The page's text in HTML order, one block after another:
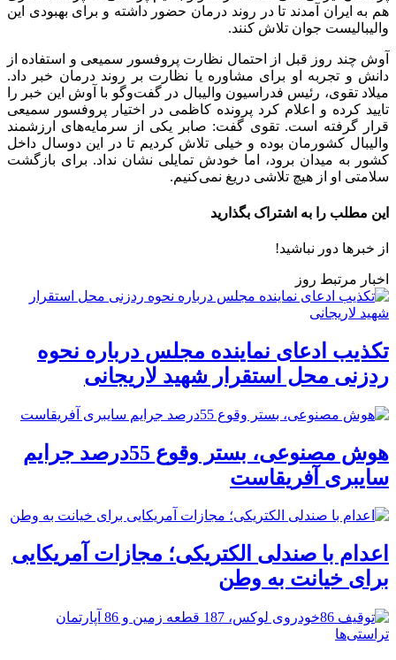
هم به ایران آمدند تا در روند درمان حضور داشته و برای بهبودی این
والیبالیست جوان تلاش کنند.
آوش چند روز قبل از احتمال نظارت پروفسور سمیعی و استفاده از
دانش و تجربه او برای مشاوره یا نظارت بر روند درمان خبر داد.
میلاد تقوی، رئیس فدراسیون والیبال در گفت‌و‌گو با آوش این خبر را
تایید کرده و اعلام کرد پرونده کاظمی در اختیار پروفسور سمیعی
قرار گرفته است. تقوی گفت: صابر یکی از سرمایه‌های ارزشمند
والیبال کشورمان بوده و خیلی تلاش کردیم تا در این دوسال داخل
کشور به میدان برود، اما خودش تمایلی نشان نداد. برای بازگشت
سلامتی او از هیچ تلاشی دریغ نمی‌کنیم.
این مطلب را به اشتراک بگذارید
از خبرها دور نباشید!
اخبار مرتبط روز
تکذیب ادعای نماینده مجلس درباره نحوه
ردزنی محل استقرار شهید لاریجانی
هوش مصنوعی، بستر وقوع 55درصد جرایم
سایبری آفریقاست
اعدام با صندلی الکتریکی؛ مجازات آمریکایی
برای خیانت به وطن